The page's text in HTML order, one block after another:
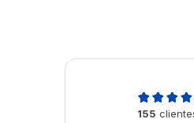
155